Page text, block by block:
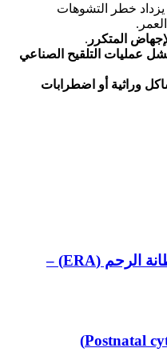
خطر التشوهات
المتكرر .
عمليات التلقيح الصناعي
وراثية أو اضطرابات
الفحص الوراثي لتقبل بطانة بطانة الرحم (ERA) –